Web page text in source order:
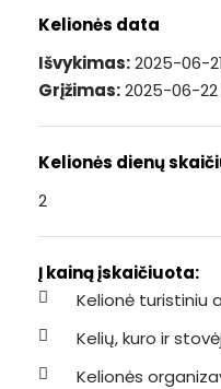
Kelionės data
Išvykimas:2025-06-
Grįžimas:2025-06-22
Kelionės dienų
2
Į kainą įskaičiuota:
Kelionė turistiniu
Kelių, kuro ir
Kelionės